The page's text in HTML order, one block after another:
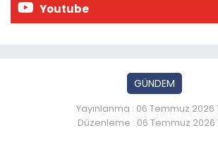
Youtube
GÜNDEM
Yayınlanma : 06 Temmuz 2026
Düzenleme : 06 Temmuz 2026